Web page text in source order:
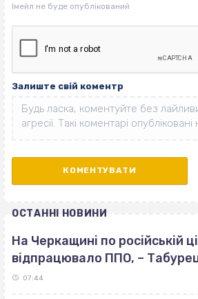
Залиште свій коментр
ОСТАННІ НОВИНИ
На Черкащині по російській
відпрацювало ППО, –
07:44